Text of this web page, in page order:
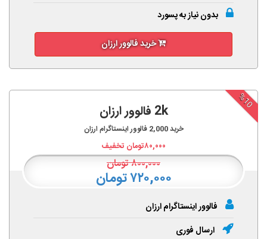
بدون نیاز به پسورد
خرید فالوور ارزان
%10
2k فالوور ارزان
خرید2,000 فالوور اینستاگرام ارزان
۸۰,۰۰۰تومان تخفیف
۸۰۰,۰۰۰تومان
۷۲۰,۰۰۰ تومان
فالوور اینستاگرام ارزان
ارسال فوری